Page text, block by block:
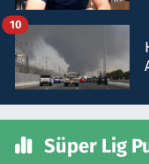
10
Süper Lig